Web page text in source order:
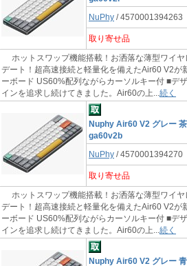
NuPhy / 4570001394263
取り寄せ品
ホットスワップ機能搭載！お洒落な薄型ワイ
デート！超高速接続と軽量化を備えたAir60 V2が
ーボード US60%配列ながらカーソルキー付 ■デ
インを追求し続けてきました。Air60の上... 続く
Nuphy Air60 V2 グレー
ga60v2b
NuPhy / 4570001394270
取り寄せ品
ホットスワップ機能搭載！お洒落な薄型ワイ
デート！超高速接続と軽量化を備えたAir60 V2が
ーボード US60%配列ながらカーソルキー付 ■デ
インを追求し続けてきました。Air60の上... 続く
Nuphy Air60 V2 グレー